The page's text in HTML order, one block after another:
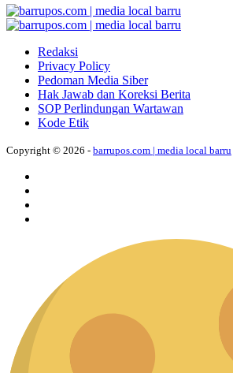
Redaksi
Privacy Policy
Pedoman Media Siber
Hak Jawab dan Koreksi Berita
SOP Perlindungan Wartawan
Kode Etik
Copyright © 2026 - barrupos.com | media local barru